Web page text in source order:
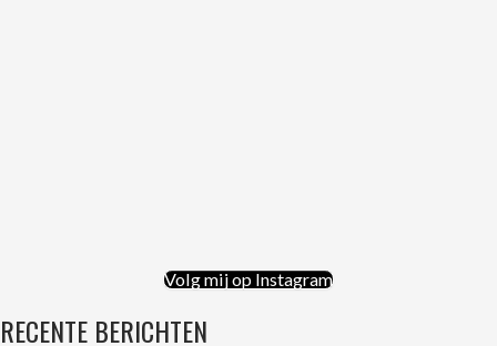
Volg mij op Instagram
RECENTE BERICHTEN